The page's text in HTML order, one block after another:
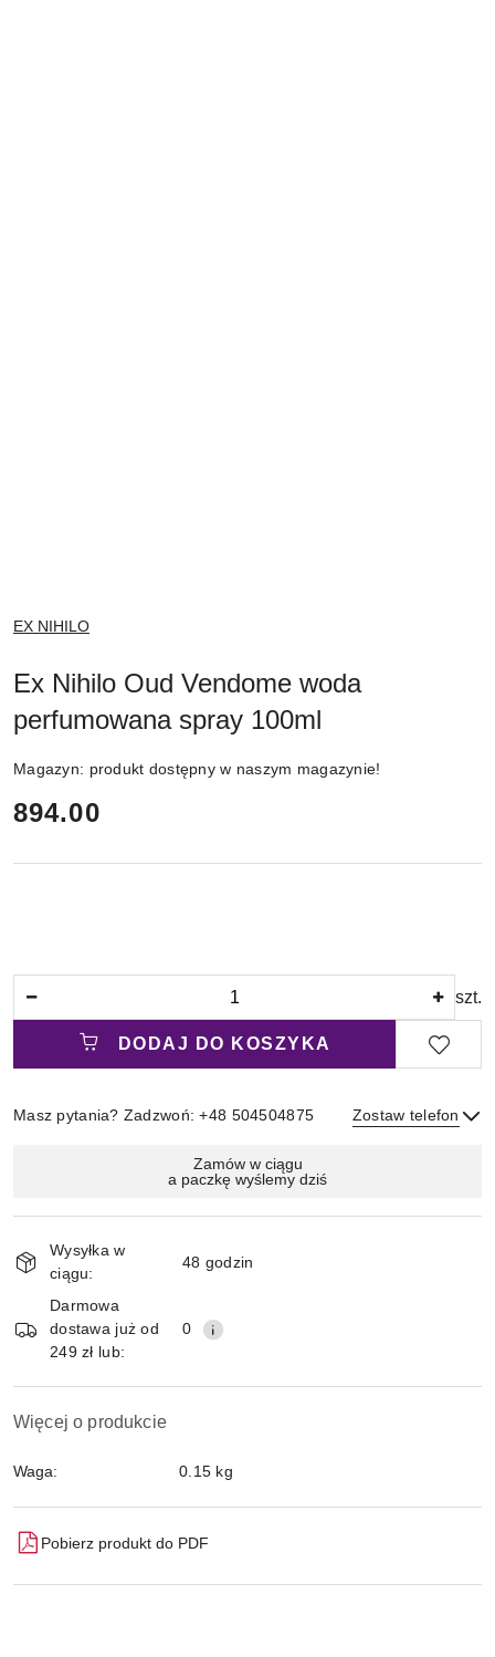
NAZWA
PRODUCENTA:
EX NIHILO
Ex Nihilo Oud Vendome woda
perfumowana spray 100ml
Magazyn: produkt dostępny w naszym magazynie!
cena:
894.00
szt.
DODAJ DO KOSZYKA
Masz pytania? Zadzwoń: +48 504504875 Zostaw telefon
Wyślij
dostawa
Zamów w ciągu
a paczkę wyślemy dziś
Wysyłka w
ciągu:
48 godzin
Darmowa
dostawa już od
249 zł lub:
0
Więcej o produkcie
Waga: 0.15 kg
Pobierz produkt do PDF